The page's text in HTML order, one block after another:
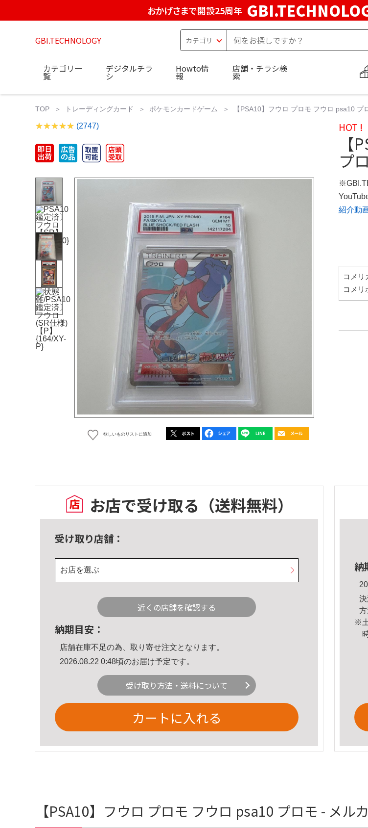
おかげさまで開設25周年
GBI.TECHNOLOGY
カテゴリ一
覧
デジタルチラ
シ
Howto情
報
店舗・チラシ検
索
TOP トレーディングカード ポケモンカードゲーム 【PSA10】フウロ プロモ フウロ psa10 プ
(2747)
欲しいものリストに追加
HOT !
プ
紹介動
コメリ
コメリ
お店で受け取る （送料無料）
受け取り店舗：
お店を選ぶ
近くの店舗を確認する
納期目安：
店舗在庫不足の為、取り寄せ注文となります。
2026.08.22 0:48頃のお届け予定です。
受け取り方法・送料について
カートに入れる
納
※
【PSA10】フウロ プロモ フウロ psa10 プロモ - メル